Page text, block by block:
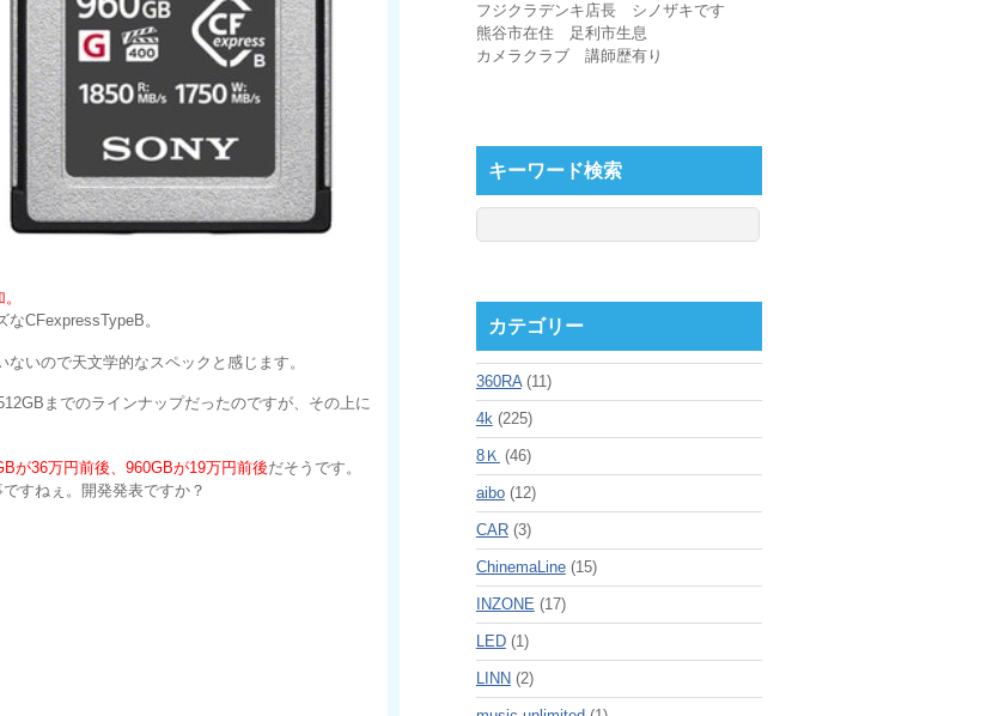
CFexpressTypeB。
いので天文学的なスペックと感じます。
までのラインナップだったのですが、その上に
が36万円前後、960GBが19万円前後だそうです。
すねぇ。開発発表ですか？
フジクラデンキ店長 シノザキです
熊谷市在住 足利市生息
カメラクラブ 講師歴有り
キーワード検索
カテゴリー
360RA(11)
4k (225)
8Ｋ (46)
aibo(12)
CAR(3)
ChinemaLine(15)
INZONE (17)
LED(1)
LINN (2)